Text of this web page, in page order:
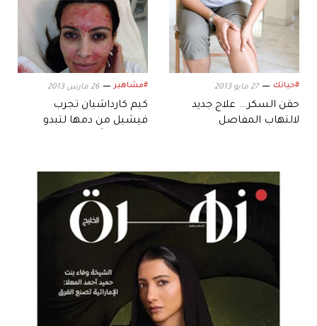
#حياتك 27 مايو 2013
حقن السكر... علاج جديد
لالتهاب المفاصل
#مشاهير 26 مارس 2013
كيم كارداشيان تجرب
فيشيل من دمها لتبدو